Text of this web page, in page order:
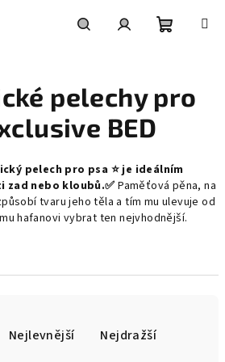
košík
pelechy pro
BED
pelech pro psa ⭐je ideálním
zad nebo kloubů.✅ Paměťová pěna, na
tvaru jeho těla a tím mu ulevuje od
hafanovi vybrat ten nejvhodnější.
Nejlevnější Nejdražší